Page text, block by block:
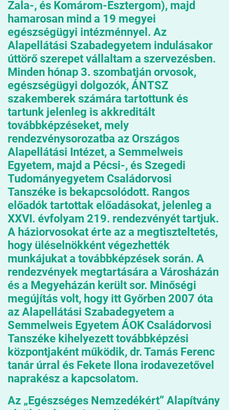
Zala-, és Komárom-Esztergom), majd
hamarosan mind a 19 megyei
egészségügyi intézménnyel. Az
Alapellátási Szabadegyetem indulásakor
úttörő szerepet vállaltam a szervezésben.
Minden hónap 3. szombatján orvosok,
egészségügyi dolgozók, ÁNTSZ
szakemberek számára tartottunk és
tartunk jelenleg is akkreditált
továbbképzéseket, mely
rendezvénysorozatba az Országos
Alapellátási Intézet, a Semmelweis
Egyetem, majd a Pécsi-, és Szegedi
Tudományegyetem Családorvosi
Tanszéke is bekapcsolódott. Rangos
előadók tartottak előadásokat, jelenleg a
XXVI. évfolyam 219. rendezvényét tartjuk.
A háziorvosokat érte az a megtiszteltetés,
hogy üléselnökként végezhették
munkájukat a továbbképzések során. A
rendezvények megtartására a Városházán
és a Megyeházán került sor. Minőségi
megújítás volt, hogy itt Győrben 2007 óta
az Alapellátási Szabadegyetem a
Semmelweis Egyetem ÁOK Családorvosi
Tanszéke kihelyezett továbbképzési
központjaként működik, dr. Tamás Ferenc
tanár úrral és Fekete Ilona irodavezetővel
naprakész a kapcsolatom.
Az „Egészséges Nemzedékért” Alapítvány